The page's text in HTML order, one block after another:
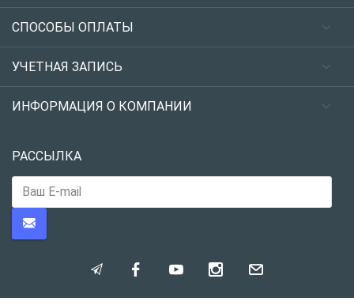
СПОСОБЫ ОПЛАТЫ
УЧЕТНАЯ ЗАПИСЬ
ИНФОРМАЦИЯ О КОМПАНИИ
РАССЫЛКА